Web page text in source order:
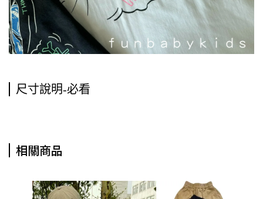
尺寸說明-必看
相關商品